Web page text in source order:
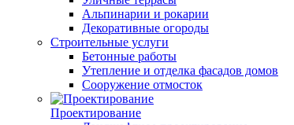
Альпинарии и рокарии
Декоративные огороды
Строительные услуги
Бетонные работы
Утепление и отделка фасадов домов
Сооружение отмосток
Проектирование